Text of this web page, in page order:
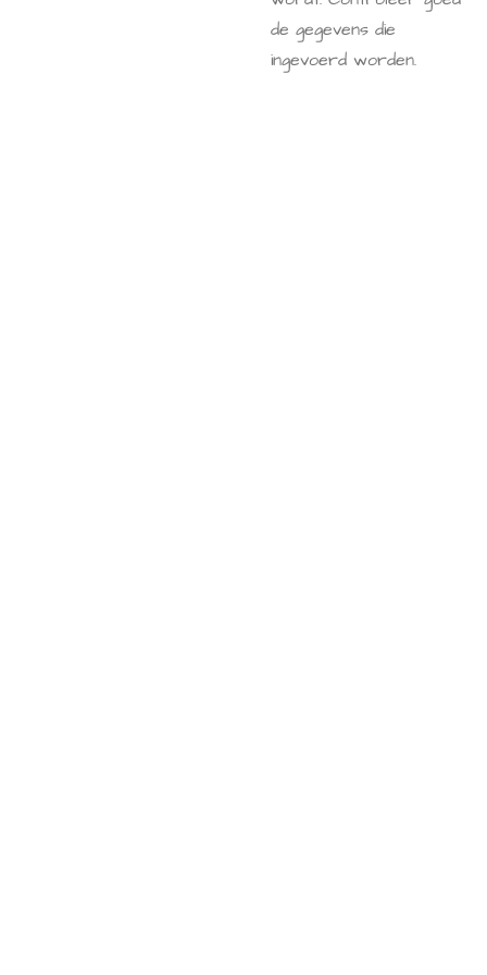
de gegevens die
ingevoerd worden.